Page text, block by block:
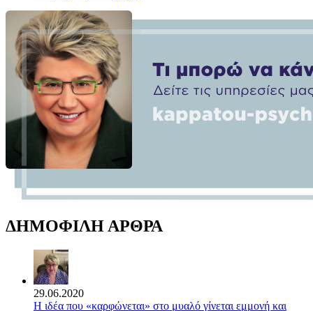
ΔΗΜΟΦΙΛΗ ΑΡΘΡΑ
29.06.2020
Η ιδέα που «καρφώνεται» στο μυαλό γίνεται εμμονή και